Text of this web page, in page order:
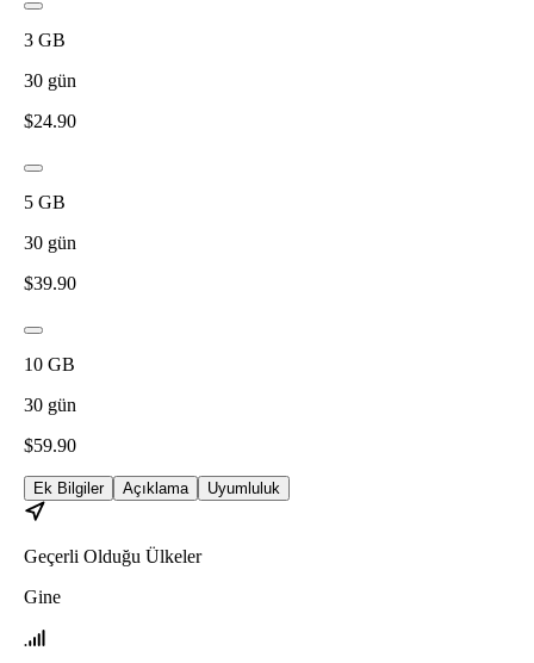
3 GB
30 gün
$24.90
5 GB
30 gün
$39.90
10 GB
30 gün
$59.90
Ek Bilgiler Açıklama Uyumluluk
Geçerli Olduğu Ülkeler
Gine